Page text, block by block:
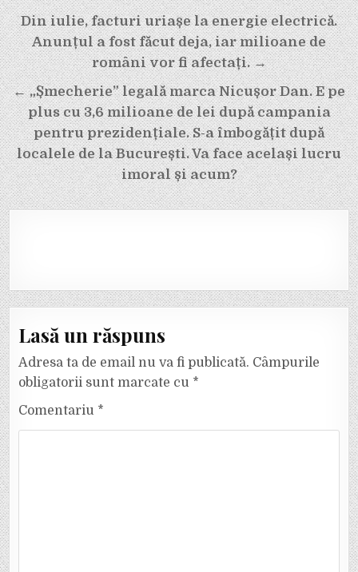
Navigare
în
articole
Din iulie, facturi uriașe la energie electrică.
Anunțul a fost făcut deja, iar milioane de
români vor fi afectați. →
← „Șmecherie” legală marca Nicușor Dan. E pe
plus cu 3,6 milioane de lei după campania
pentru prezidențiale. S-a îmbogățit după
localele de la București. Va face același lucru
imoral și acum?
Lasă un răspuns
Adresa ta de email nu va fi publicată. Câmpurile
obligatorii sunt marcate cu *
Comentariu *